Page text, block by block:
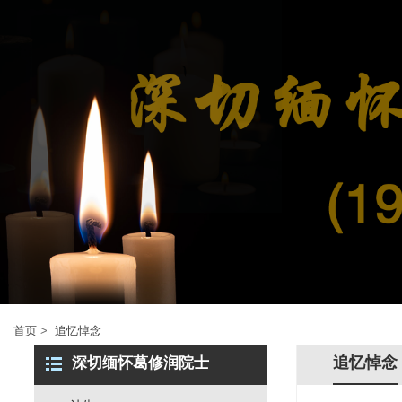
首页 > 追忆悼念
深切缅怀葛修润院士 追忆悼念